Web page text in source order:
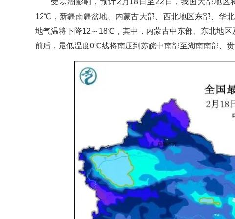
受寒潮影响，预计2月18日至22日，我国大部地
12℃，新疆南疆盆地、内蒙古大部、西北地区东部、华
地气温将下降12～18℃，其中，内蒙古中东部、东北地
前后，最低温度0℃线将南压到苏皖中南部至湖南南部、贵